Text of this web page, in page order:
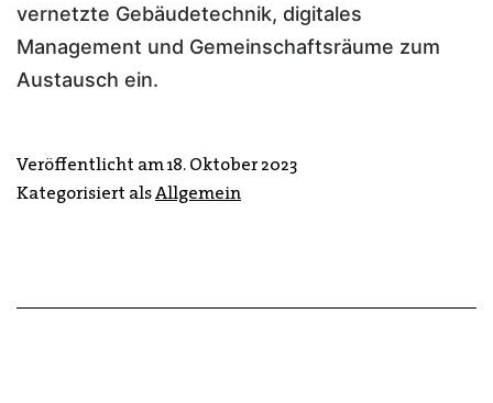
vernetzte Gebäudetechnik, digitales
Management und Gemeinschaftsräume zum
Austausch ein.
Veröffentlicht am18. Oktober 2023
Kategorisiert alsAllgemein